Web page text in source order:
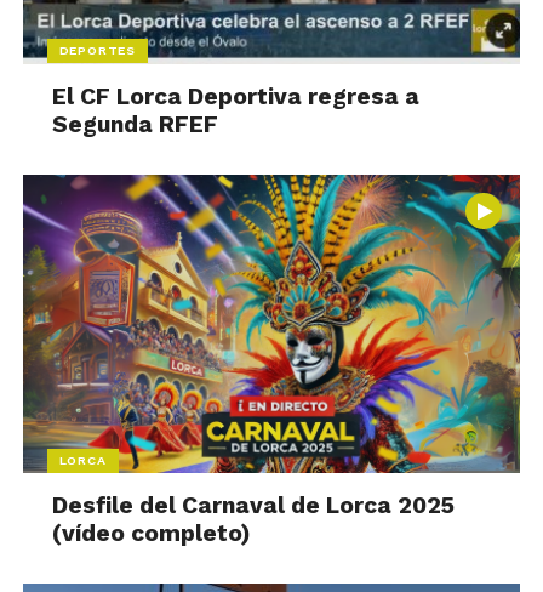
DEPORTES
El CF Lorca Deportiva regresa a
Segunda RFEF
LORCA
Desfile del Carnaval de Lorca 2025
(vídeo completo)